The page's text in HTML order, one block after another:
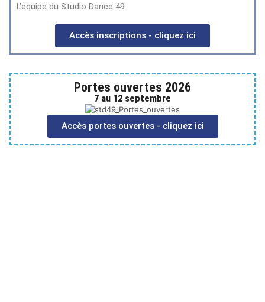
L’equipe du Studio Dance 49
Accès inscriptions - cliquez ici
Portes ouvertes 2026
7 au 12 septembre
Accès portes ouvertes - cliquez ici